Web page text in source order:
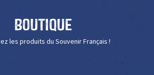
Boutique
les produits du Souvenir Français !